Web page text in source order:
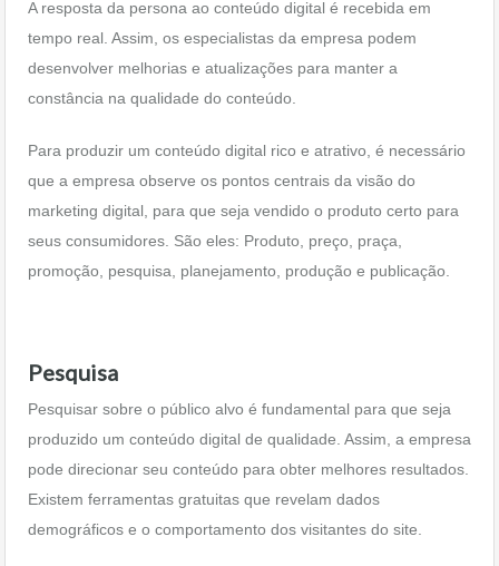
A resposta da persona ao conteúdo digital é recebida em
tempo real. Assim, os especialistas da empresa podem
desenvolver melhorias e atualizações para manter a
constância na qualidade do conteúdo.
Para produzir um conteúdo digital rico e atrativo, é necessário
que a empresa observe os pontos centrais da visão do
marketing digital, para que seja vendido o produto certo para
seus consumidores. São eles: Produto, preço, praça,
promoção, pesquisa, planejamento, produção e publicação.
Pesquisa
Pesquisar sobre o público alvo é fundamental para que seja
produzido um conteúdo digital de qualidade. Assim, a empresa
pode direcionar seu conteúdo para obter melhores resultados.
Existem ferramentas gratuitas que revelam dados
demográficos e o comportamento dos visitantes do site.